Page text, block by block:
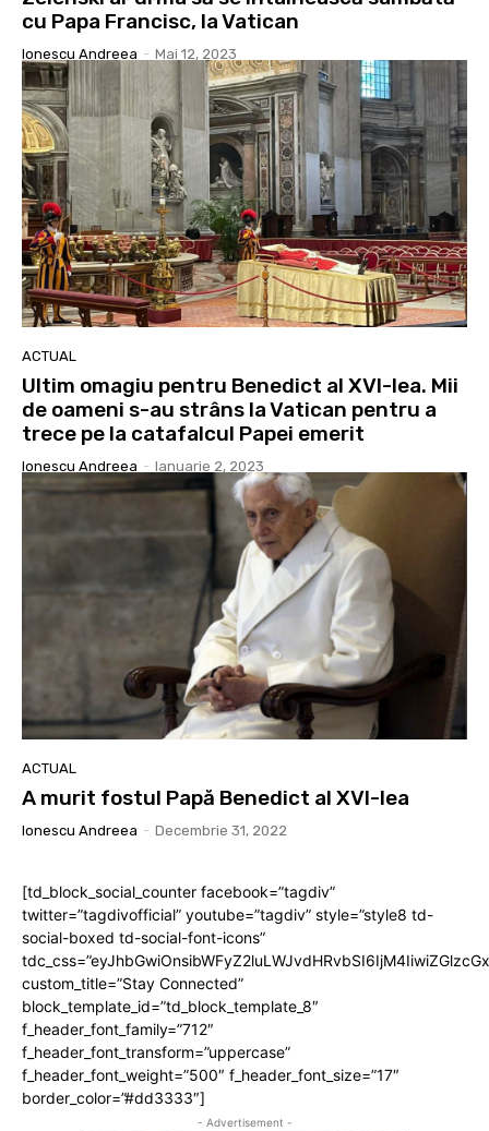
cu Papa Francisc, la Vatican
Ionescu Andreea - Mai 12, 2023
ACTUAL
Ultim omagiu pentru Benedict al XVI-lea. Mii
de oameni s-au strâns la Vatican pentru a
trece pe la catafalcul Papei emerit
Ionescu Andreea - Ianuarie 2, 2023
ACTUAL
A murit fostul Papă Benedict al XVI-lea
Ionescu Andreea - Decembrie 31, 2022
[td_block_social_counter facebook=”tagdiv”
twitter=”tagdivofficial” youtube=”tagdiv” style=”style8 td-
social-boxed td-social-font-icons”
custom_title=”Stay Connected”
block_template_id=”td_block_template_8″
f_header_font_family=”712″
f_header_font_transform=”uppercase”
f_header_font_weight=”500″ f_header_font_size=”17″
border_color=”#dd3333″]
- Advertisement -